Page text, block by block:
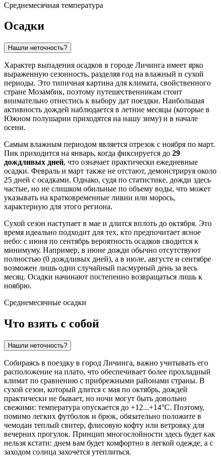
Среднемесячная температура
Осадки
Нашли неточность?
Характер выпадения осадков в городе Личинга имеет ярко
выраженную сезонность, разделяя год на влажный и сухой
периоды. Это типичная картина для климата, свойственного
стране Мозамбик, поэтому путешественникам стоит
внимательно отнестись к выбору дат поездки. Наибольшая
активность дождей наблюдается в летние месяцы (которые в
Южном полушарии приходятся на нашу зиму) и в начале
осени.
Самым влажным периодом является отрезок с ноября по март.
Пик приходится на январь, когда фиксируется до 29
дождливых дней, что означает практически ежедневные
осадки. Февраль и март также не отстают, демонстрируя около
25 дней с осадками. Однако, судя по статистике, дожди здесь
частые, но не слишком обильные по объему воды, что может
указывать на кратковременные ливни или морось,
характерную для этого региона.
Сухой сезон наступает в мае и длится вплоть до октября. Это
время идеально подходит для тех, кто предпочитает ясное
небо: с июня по сентябрь вероятность осадков сводится к
минимуму. Например, в июне дожди обычно отсутствуют
полностью (0 дождливых дней), а в июле, августе и сентябре
возможен лишь один случайный пасмурный день за весь
месяц. Осадки начинают постепенно возвращаться лишь к
ноябрю.
Среднемесячные осадки
Что взять с собой
Нашли неточность?
Собираясь в поездку в город Личинга, важно учитывать его
расположение на плато, что обеспечивает более прохладный
климат по сравнению с прибрежными районами страны. В
сухой сезон, который длится с мая по октябрь, дождей
практически не бывает, но ночи могут быть довольно
свежими: температура опускается до +12...+14°C. Поэтому,
помимо легких футболок и брюк, обязательно положите в
чемодан теплый свитер, флисовую кофту или ветровку для
вечерних прогулок. Принцип многослойности здесь будет как
нельзя кстати: днем вам будет комфортно в легкой одежде, а с
заходом солнца захочется утеплиться.